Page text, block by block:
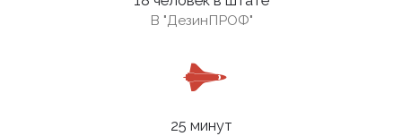
В "ДезинПРОФ"
25 минут